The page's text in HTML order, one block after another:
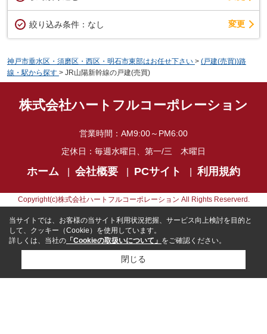
絞り込み条件： なし 変更
神戸市垂水区・須磨区・西区・明石市東部はお任せ下さい > (戸建(売買))路
線・駅から探す > JR山陽新幹線の戸建(売買)
株式会社ハートフルコーポレーション
営業時間： AM9:00～PM6:00
定休日： 毎週水曜日、第一/三 木曜日
ホーム 会社概要 PCサイト 利用規約
Copyright(c)株式会社ハートフルコーポレーション All Rights Reserverd.
当サイトでは、お客様の当サイト利用状況把握、サービス向上検討を目的と
して、クッキー（Cookie）を使用しています。
詳しくは、当社の 「Cookieの取扱いについて」 をご確認ください。
閉じる